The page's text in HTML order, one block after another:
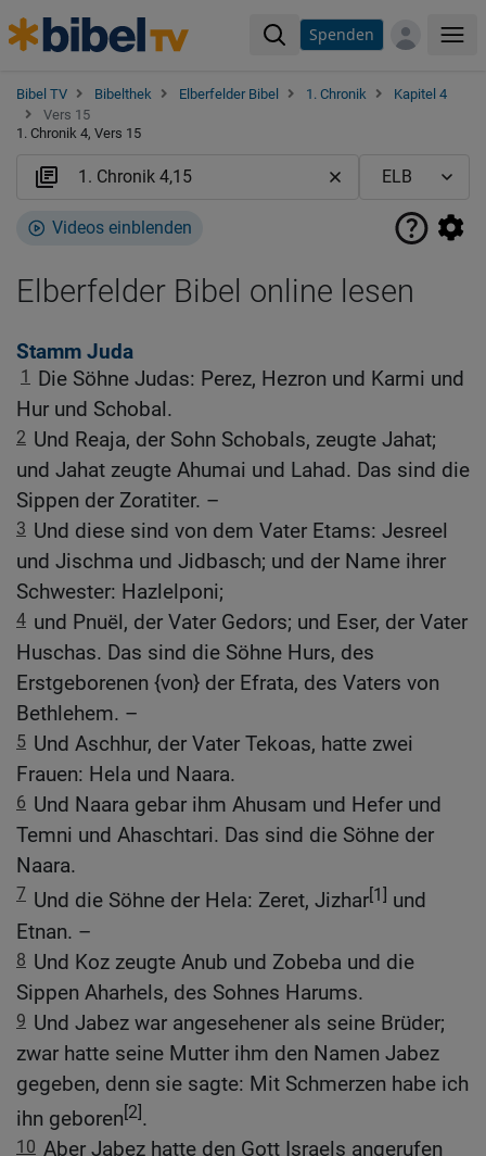
Spenden
Bibel TV Bibelthek Elberfelder Bibel 1. Chronik
Kapitel 4
Vers 15
1. Chronik 4, Vers 15
Videos einblenden
Elberfelder Bibel online lesen
Stamm Juda
1
Die Söhne Judas: Perez, Hezron und Karmi und
Hur und Schobal.
2 Und Reaja, der Sohn Schobals, zeugte Jahat;
und Jahat zeugte Ahumai und Lahad. Das sind die
Sippen der Zoratiter. –
3 Und diese sind von dem Vater Etams: Jesreel
und Jischma und Jidbasch; und der Name ihrer
Schwester: Hazlelponi;
4 und Pnuël, der Vater Gedors; und Eser, der Vater
Huschas. Das sind die Söhne Hurs, des
Erstgeborenen {von} der Efrata, des Vaters von
Bethlehem. –
5 Und Aschhur, der Vater Tekoas, hatte zwei
Frauen: Hela und Naara.
6 Und Naara gebar ihm Ahusam und Hefer und
Temni und Ahaschtari. Das sind die Söhne der
Naara.
7 Und die Söhne der Hela: Zeret, Jizhar[1] und
Etnan. –
8 Und Koz zeugte Anub und Zobeba und die
Sippen Aharhels, des Sohnes Harums.
9 Und Jabez war angesehener als seine Brüder;
zwar hatte seine Mutter ihm den Namen Jabez
gegeben, denn sie sagte: Mit Schmerzen habe ich
ihn geboren[2].
10 Aber Jabez hatte den Gott Israels angerufen